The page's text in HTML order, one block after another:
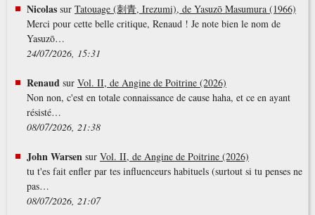
Nicolassur Tatouage (刺青, Irezumi), de Yasuzō Masumura (1966)
Merci pour cette belle critique, Renaud ! Je note bien le nom de
Yasuzō…
24/07/2026, 15:31
Renaudsur Vol. II, de Angine de Poitrine (2026)
Non non, c'est en totale connaissance de cause haha, et ce en ayant
résisté…
08/07/2026, 21:38
John Warsensur Vol. II, de Angine de Poitrine (2026)
tu t'es fait enfler par tes influenceurs habituels (surtout si tu penses ne
pas…
08/07/2026, 21:07